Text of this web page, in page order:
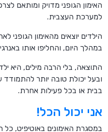
האימון הגופני מדויק ומותאם
למערכת העצבית.
הילדים יוצאים מהאימון
במהלך היום, והחליפו אותו
התוצאה, בלי הרבה מילים, היא ילד
ובעל יכולת טובה יותר
בבית או בכל פעילות אחרת.
אני יכול הכל!
במסגרת האימונים באוטיפיט, כל